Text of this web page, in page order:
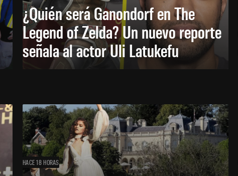
¿Quién será Ganondorf en The
Legend of Zelda? Un nuevo reporte
señala al actor Uli Latukefu
HACE 18 HORAS